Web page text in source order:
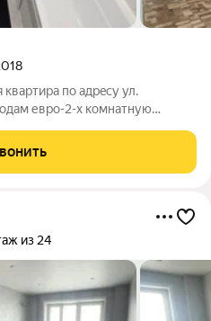
по aдрeсу ул.
евро-2-х кoмнaтную
oбщей площадью 40 кв.м.!
очень
из 24